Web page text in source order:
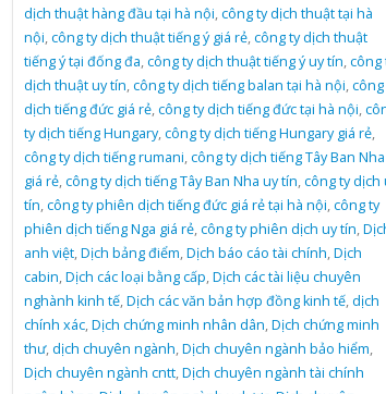
dịch thuật hàng đầu tại hà nội,công ty dịch thuật tại hà
nội,công ty dịch thuật tiếng ý giá rẻ,công ty dịch thuật
tiếng ý tại đống đa,công ty dịch thuật tiếng ý uy tín,công
dịch thuật uy tín,công ty dịch tiếng balan tại hà nội,công
dịch tiếng đức giá rẻ,công ty dịch tiếng đức tại hà nội,
ty dịch tiếng Hungary,công ty dịch tiếng Hungary giá rẻ,
công ty dịch tiếng rumani,công ty dịch tiếng Tây Ban Nha
giá rẻ,công ty dịch tiếng Tây Ban Nha uy tín,công ty dịch
tín,công ty phiên dịch tiếng đức giá rẻ tại hà nội,công ty
phiên dịch tiếng Nga giá rẻ,công ty phiên dịch uy tín,
anh việt,Dịch bảng điểm,Dịch báo cáo tài chính,Dịch
cabin,Dịch các loại bằng cấp,Dịch các tài liệu chuyên
nghành kinh tế,Dịch các văn bản hợp đồng kinh tế,dịch
chính xác,Dịch chứng minh nhân dân,Dịch chứng minh
thư,dịch chuyên ngành,Dịch chuyên ngành bảo hiểm,
Dịch chuyên ngành cntt,Dịch chuyên ngành tài chính